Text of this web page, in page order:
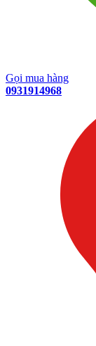
Gọi mua hàng
0931914968